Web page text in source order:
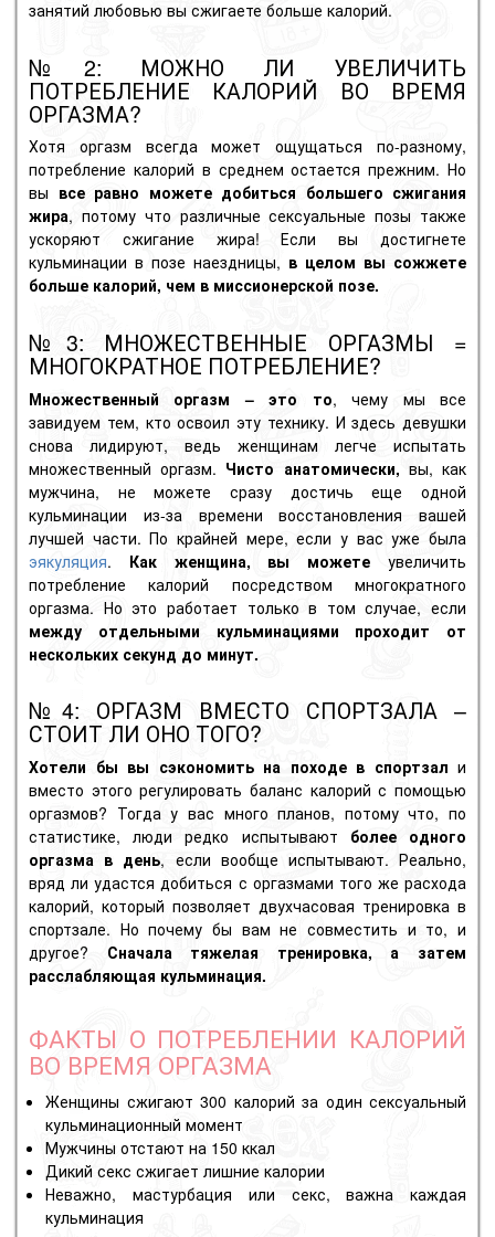
занятий любовью вы сжигаете больше калорий.
№2: МОЖНО ЛИ УВЕЛИЧИТЬ
ПОТРЕБЛЕНИЕ КАЛОРИЙ ВО ВРЕМЯ
ОРГАЗМА?
Хотя оргазм всегда может ощущаться по-разному,
потребление калорий в среднем остается прежним. Но
вы все равно можете добиться большего сжигания
жира, потому что различные сексуальные позы также
ускоряют сжигание жира! Если вы достигнете
кульминации в позе наездницы, в целом вы сожжете
больше калорий, чем в миссионерской позе.
№3: МНОЖЕСТВЕННЫЕ ОРГАЗМЫ =
МНОГОКРАТНОЕ ПОТРЕБЛЕНИЕ?
Множественный оргазм – это то, чему мы все
завидуем тем, кто освоил эту технику. И здесь девушки
снова лидируют, ведь женщинам легче испытать
множественный оргазм. Чисто анатомически, вы, как
мужчина, не можете сразу достичь еще одной
кульминации из-за времени восстановления вашей
лучшей части. По крайней мере, если у вас уже была
эякуляция. Как женщина, вы можете увеличить
потребление калорий посредством многократного
оргазма. Но это работает только в том случае, если
между отдельными кульминациями проходит от
нескольких секунд до минут.
№4: ОРГАЗМ ВМЕСТО СПОРТЗАЛА –
СТОИТ ЛИ ОНО ТОГО?
Хотели бы вы сэкономить на походе в спортзал и
вместо этого регулировать баланс калорий с помощью
оргазмов? Тогда у вас много планов, потому что, по
статистике, люди редко испытывают более одного
оргазма в день, если вообще испытывают. Реально,
вряд ли удастся добиться с оргазмами того же расхода
калорий, который позволяет двухчасовая тренировка в
спортзале. Но почему бы вам не совместить и то, и
другое? Сначала тяжелая тренировка, а затем
расслабляющая кульминация.
ФАКТЫ О ПОТРЕБЛЕНИИ КАЛОРИЙ
ВО ВРЕМЯ ОРГАЗМА
Женщины сжигают 300 калорий за один сексуальный
кульминационный момент
Мужчины отстают на 150 ккал
Дикий секс сжигает лишние калории
Неважно, мастурбация или секс, важна каждая
кульминация